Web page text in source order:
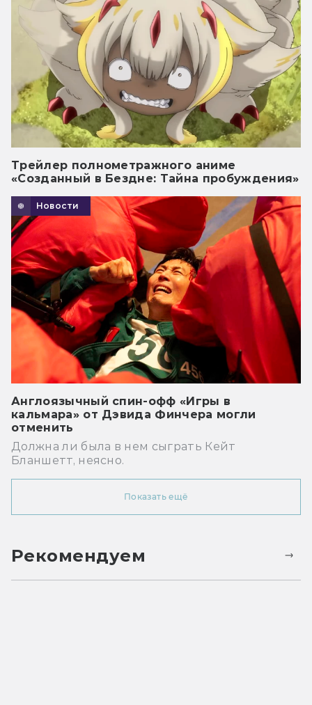
Трейлер полнометражного аниме
«Созданный в Бездне: Тайна пробуждения»
Новости
Англоязычный спин-офф «Игры в
кальмара» от Дэвида Финчера могли
отменить
Должна ли была в нем сыграть Кейт
Бланшетт, неясно.
Показать ещё
Рекомендуем